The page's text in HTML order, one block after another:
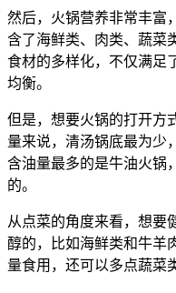
然后，火锅营养非常丰富
含了海鲜类、肉类、蔬菜
食材的多样化，不仅满足
均衡。
但是，想要火锅的打开方
量来说，清汤锅底最为少
含油量最多的是牛油火锅
的。
从点菜的角度来看，想要
醇的，比如海鲜类和牛羊
量食用，还可以多点蔬菜